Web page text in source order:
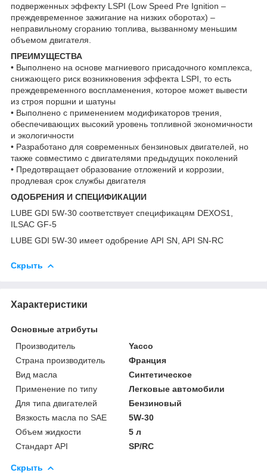
подверженных эффекту LSPI (Low Speed Pre Ignition –
преждевременное зажигание на низких оборотах) –
неправильному сгоранию топлива, вызванному меньшим
объемом двигателя.
ПРЕИМУЩЕСТВА
• Выполнено на основе магниевого присадочного комплекса,
снижающего риск возникновения эффекта LSPI, то есть
преждевременного воспламенения, которое может вывести
из строя поршни и шатуны
• Выполнено с применением модификаторов трения,
обеспечивающих высокий уровень топливной экономичности
и экологичности
• Разработано для современных бензиновых двигателей, но
также совместимо с двигателями предыдущих поколений
• Предотвращает образование отложений и коррозии,
продлевая срок службы двигателя
ОДОБРЕНИЯ И СПЕЦИФИКАЦИИ
LUBE GDI 5W-30 соответствует спецификацям DEXOS1,
ILSAC GF-5
LUBE GDI 5W-30 имеет одобрение API SN, API SN-RC
Скрыть
Характеристики
Основные атрибуты
Производитель
Yacco
Страна производитель
Франция
Вид масла
Синтетическое
Применение по типу
Легковые автомобили
Для типа двигателей
Бензиновый
Вязкость масла по SAE
5W-30
Объем жидкости
5 л
Стандарт API
SP/RC
Скрыть